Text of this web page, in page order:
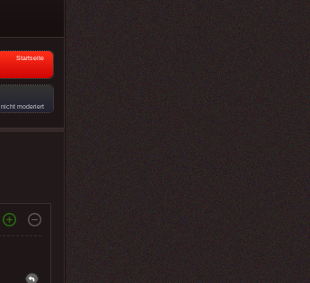
Startseite
nicht moderiert